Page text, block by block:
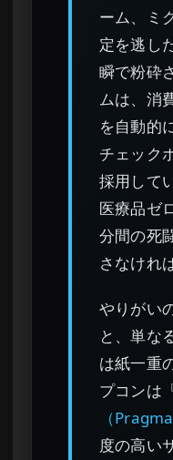
ーム、ミ
定を逃し
瞬で粉砕
ムは、消
を自動的
チェック
採用して
医療品ゼ
分間の死
さなけれ
やりがい
と、単な
は紙一重
プコンは
（
度の高い